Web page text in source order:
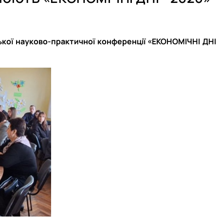
н.р.
науково-практичної конференції «ЕКОНОМІЧНІ